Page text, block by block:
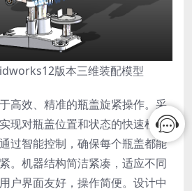
版本三维装配模型
高效、精准的瓶盖旋紧操作。采
现对瓶盖位置和状态的快速检
过智能控制，确保每个瓶盖都能
。机器结构简洁紧凑，适应不同
户界面友好，操作简便。设计中